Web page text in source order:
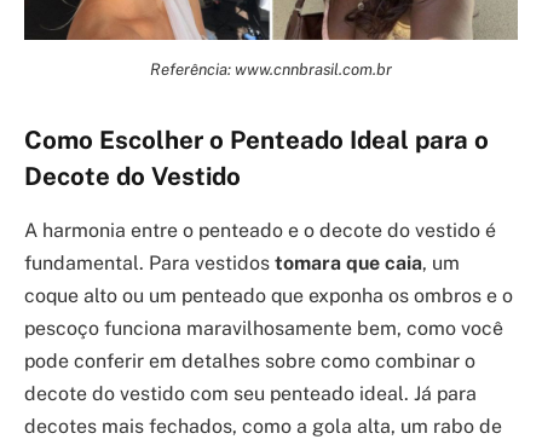
Referência: www.cnnbrasil.com.br
Como Escolher o Penteado Ideal para o
Decote do Vestido
A harmonia entre o penteado e o decote do vestido é
fundamental. Para vestidos tomara que caia, um
coque alto ou um penteado que exponha os ombros e o
pescoço funciona maravilhosamente bem, como você
pode conferir em detalhes sobre como combinar o
decote do vestido com seu penteado ideal. Já para
decotes mais fechados, como a gola alta, um rabo de